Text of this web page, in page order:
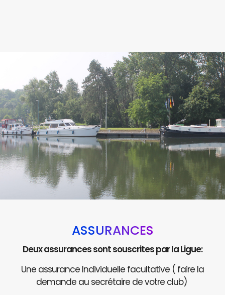
ASSURANCES
Deux assurances sont souscrites par la Ligue:
Une assurance Individuelle facultative ( faire la
demande au secrétaire de votre club)